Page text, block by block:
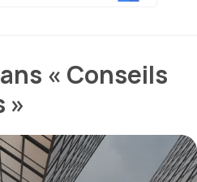
« Conseils
»